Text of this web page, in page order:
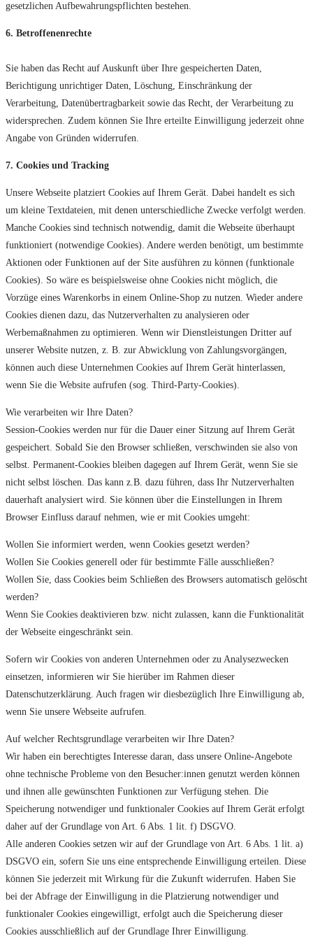
gesetzlichen Aufbewahrungspflichten bestehen.
6. Betroffenenrechte
Sie haben das Recht auf Auskunft über Ihre gespeicherten Daten,
Berichtigung unrichtiger Daten, Löschung, Einschränkung der
Verarbeitung, Datenübertragbarkeit sowie das Recht, der Verarbeitung zu
widersprechen. Zudem können Sie Ihre erteilte Einwilligung jederzeit ohne
Angabe von Gründen widerrufen.
7. Cookies und Tracking
Unsere Webseite platziert Cookies auf Ihrem Gerät. Dabei handelt es sich
um kleine Textdateien, mit denen unterschiedliche Zwecke verfolgt werden.
Manche Cookies sind technisch notwendig, damit die Webseite überhaupt
funktioniert (notwendige Cookies). Andere werden benötigt, um bestimmte
Aktionen oder Funktionen auf der Site ausführen zu können (funktionale
Cookies). So wäre es beispielsweise ohne Cookies nicht möglich, die
Vorzüge eines Warenkorbs in einem Online-Shop zu nutzen. Wieder andere
Cookies dienen dazu, das Nutzerverhalten zu analysieren oder
Werbemaßnahmen zu optimieren. Wenn wir Dienstleistungen Dritter auf
unserer Website nutzen, z. B. zur Abwicklung von Zahlungsvorgängen,
können auch diese Unternehmen Cookies auf Ihrem Gerät hinterlassen,
wenn Sie die Website aufrufen (sog. Third-Party-Cookies).
Wie verarbeiten wir Ihre Daten?
Session-Cookies werden nur für die Dauer einer Sitzung auf Ihrem Gerät
gespeichert. Sobald Sie den Browser schließen, verschwinden sie also von
selbst. Permanent-Cookies bleiben dagegen auf Ihrem Gerät, wenn Sie sie
nicht selbst löschen. Das kann z.B. dazu führen, dass Ihr Nutzerverhalten
dauerhaft analysiert wird. Sie können über die Einstellungen in Ihrem
Browser Einfluss darauf nehmen, wie er mit Cookies umgeht:
Wollen Sie informiert werden, wenn Cookies gesetzt werden?
Wollen Sie Cookies generell oder für bestimmte Fälle ausschließen?
Wollen Sie, dass Cookies beim Schließen des Browsers automatisch gelöscht
werden?
Wenn Sie Cookies deaktivieren bzw. nicht zulassen, kann die Funktionalität
der Webseite eingeschränkt sein.
Sofern wir Cookies von anderen Unternehmen oder zu Analysezwecken
einsetzen, informieren wir Sie hierüber im Rahmen dieser
Datenschutzerklärung. Auch fragen wir diesbezüglich Ihre Einwilligung ab,
wenn Sie unsere Webseite aufrufen.
Auf welcher Rechtsgrundlage verarbeiten wir Ihre Daten?
Wir haben ein berechtigtes Interesse daran, dass unsere Online-Angebote
ohne technische Probleme von den Besucher:innen genutzt werden können
und ihnen alle gewünschten Funktionen zur Verfügung stehen. Die
Speicherung notwendiger und funktionaler Cookies auf Ihrem Gerät erfolgt
daher auf der Grundlage von Art. 6 Abs. 1 lit. f) DSGVO.
Alle anderen Cookies setzen wir auf der Grundlage von Art. 6 Abs. 1 lit. a)
DSGVO ein, sofern Sie uns eine entsprechende Einwilligung erteilen. Diese
können Sie jederzeit mit Wirkung für die Zukunft widerrufen. Haben Sie
bei der Abfrage der Einwilligung in die Platzierung notwendiger und
funktionaler Cookies eingewilligt, erfolgt auch die Speicherung dieser
Cookies ausschließlich auf der Grundlage Ihrer Einwilligung.